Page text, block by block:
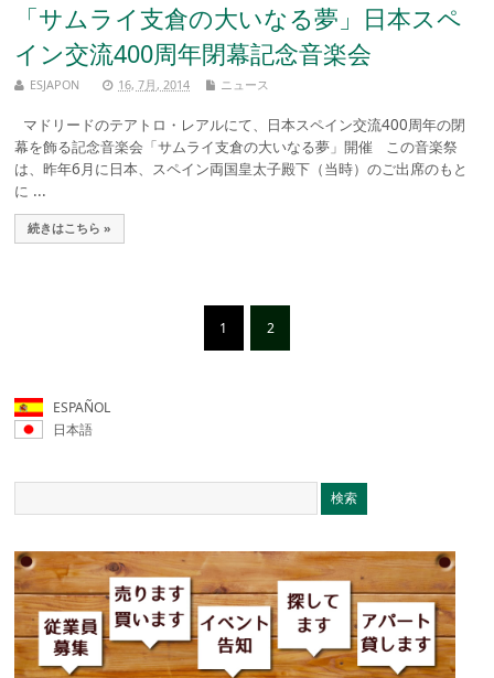
「サムライ支倉の大いなる夢」日本スペ
イン交流400周年閉幕記念音楽会
ESJAPON 16, 7月, 2014 ニュース
マドリードのテアトロ・レアルにて、日本スペイン交流400周年の閉
幕を飾る記念音楽会「サムライ支倉の大いなる夢」開催 この音楽祭
は、昨年6月に日本、スペイン両国皇太子殿下（当時）のご出席のもと
に ...
続きはこちら »
1 2
ESPAÑOL
日本語